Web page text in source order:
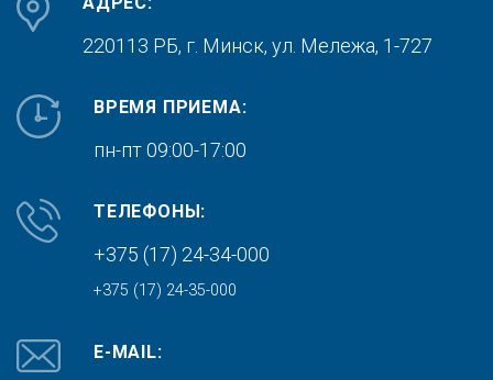
220113 РБ, г. Минск, ул. Мележа, 1-727
ВРЕМЯ ПРИЕМА:
пн-пт 09:00-17:00
ТЕЛЕФОНЫ:
+375 (17) 24-34-000
+375 (17) 24-35-000
E-MAIL: